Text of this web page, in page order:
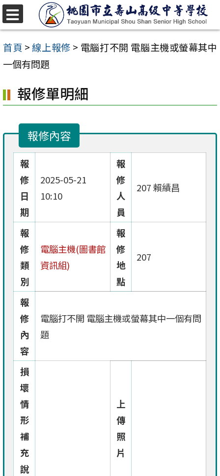
跳
至
主
容
區
首頁 >線上報修 > 電腦打不開 電腦主機或螢幕其中
一個有問題
報修單明細
報修內容
報
修
日
期
2025-05-21
10:10
報
修
人
員
207 賴績昌
報
修
類
別
電腦主機(圖書館
資訊組)
報
修
地
點
207
報
修
內
容
電腦打不開 電腦主機或螢幕其中一個有問
題
損
壞
情
形
補
充
說
上
傳
照
片
選
單